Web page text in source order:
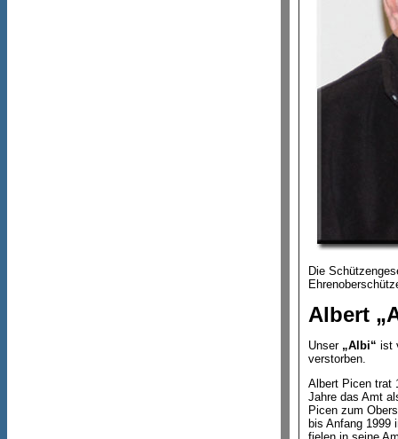
Die
Albert
Unser „Albi“ ist
verstorben.
Albert Picen trat
Jahre das Amt
Picen zum
bis Anfang 1999